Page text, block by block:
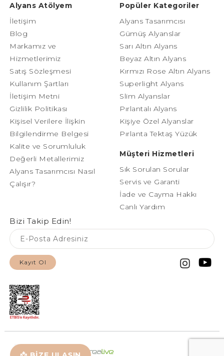
Alyans Atölyem
İletişim
Blog
Markamız ve
Hizmetlerimiz
Satış Sözleşmesi
Kullanım Şartları
İletişim Metni
Gizlilik Politikası
Kişisel Verilere İlişkin
Bilgilendirme Belgesi
Kalite ve Sorumluluk
Değerli Metallerimiz
Alyans Tasarımcısı Nasıl
Çalışır?
Popüler Kategoriler
Alyans Tasarımcısı
Gümüş Alyanslar
Sarı Altın Alyans
Beyaz Altın Alyans
Kırmızı Rose Altın Alyans
Superlight Alyans
Slim Alyanslar
Pırlantalı Alyans
Kişiye Özel Alyanslar
Pırlanta Tektaş Yüzük
Müşteri Hizmetleri
Sık Sorulan Sorular
Servis ve Garanti
İade ve Cayma Hakkı
Canlı Yardım
Bizi Takip Edin!
Kayıt Ol